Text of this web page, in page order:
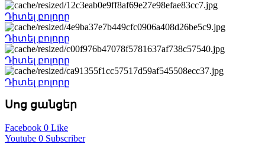
Դիտել բոլորը
Դիտել բոլորը
Դիտել բոլորը
Դիտել բոլորը
Սոց ցանցեր
Facebook 0 Like
Youtube 0 Subscriber